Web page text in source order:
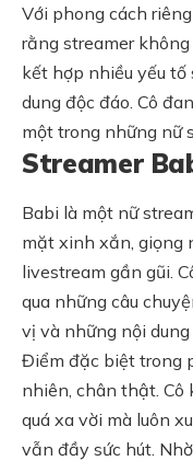
Với phong cách
rằng streamer
kết hợp nhiều yếu
dung độc đáo. Cô
một trong những nữ
Streamer
Babi là một nữ
mặt xinh xắn, giọng
livestream gần gũi.
qua những câu
vị và những nội
Điểm đặc biệt trong
nhiên, chân thật.
quá xa vời mà luôn
vẫn đầy sức hút.